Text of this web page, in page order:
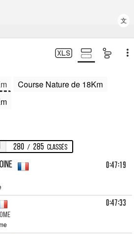
文
Course Nature de 18Km
280 / 285 Classés
0:47:19
0:47:33